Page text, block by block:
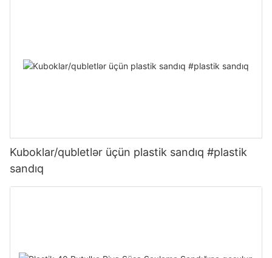
Kuboklar/qubletlər üçün plastik sandıq #plastik
sandıq